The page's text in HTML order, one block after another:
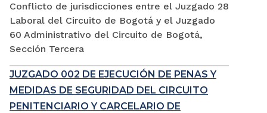
Conflicto de jurisdicciones entre el Juzgado 28
Laboral del Circuito de Bogotá y el Juzgado
60 Administrativo del Circuito de Bogotá,
Sección Tercera
JUZGADO 002 DE EJECUCIÓN DE PENAS Y
MEDIDAS DE SEGURIDAD DEL CIRCUITO
PENITENCIARIO Y CARCELARIO DE